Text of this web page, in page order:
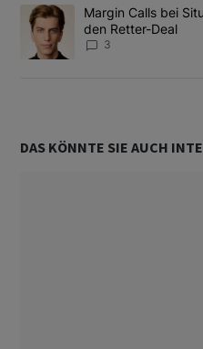
Ein Trendartikel mit dem
Margin Calls bei
den Retter-Deal
3
DAS KÖNNTE SIE AUCH